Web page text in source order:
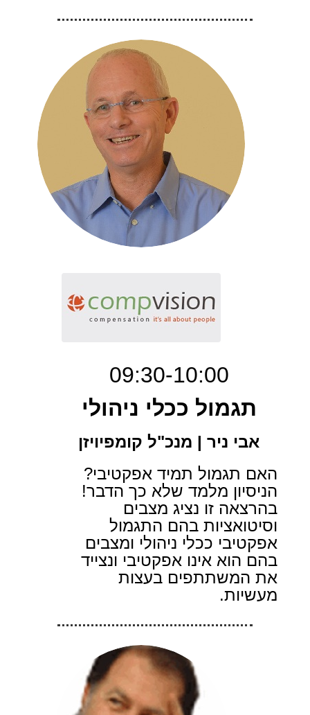
09:30-10:00
תגמול ככלי ניהולי
אבי ניר | מנכ"ל קומפיויזן
האם תגמול תמיד אפקטיבי?
הניסיון מלמד שלא כך הדבר!
בהרצאה זו נציג מצבים
וסיטואציות בהם התגמול
אפקטיבי ככלי ניהולי ומצבים
בהם הוא אינו אפקטיבי ונצייד
את המשתתפים בעצות
מעשיות.